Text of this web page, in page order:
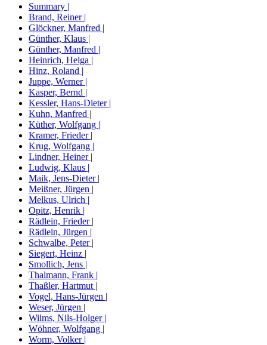
Summary |
Brand, Reiner |
Glöckner, Manfred |
Günther, Klaus |
Günther, Manfred |
Heinrich, Helga |
Hinz, Roland |
Juppe, Werner |
Kasper, Bernd |
Kessler, Hans-Dieter |
Kuhn, Manfred |
Küther, Wolfgang |
Kramer, Frieder |
Krug, Wolfgang |
Lindner, Heiner |
Ludwig, Klaus |
Maik, Jens-Dieter |
Meißner, Jürgen |
Melkus, Ulrich |
Opitz, Henrik |
Rädlein, Frieder |
Rädlein, Jürgen |
Schwalbe, Peter |
Siegert, Heinz |
Smollich, Jens |
Thalmann, Frank |
Thaßler, Hartmut |
Vogel, Hans-Jürgen |
Weser, Jürgen |
Wilms, Nils-Holger |
Wöhner, Wolfgang |
Worm, Volker |